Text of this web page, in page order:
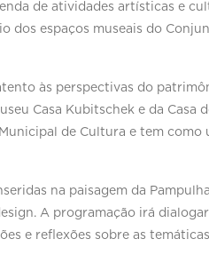
de atividades artísticas e
dos espaços museais do
às perspectivas do
Casa Kubitschek e da
de Cultura e tem
na paisagem da
A programação irá
e reflexões sobre as